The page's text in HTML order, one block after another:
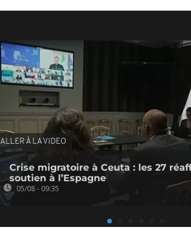
ALLER À LA VIDEO
Crise migratoire à Ceuta : les 27
soutien à l’Espagne
05/08 - 09:35